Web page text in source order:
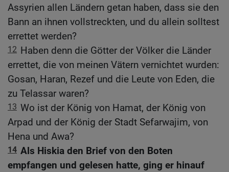
Assyrien allen Ländern getan haben, dass sie den
Bann an ihnen vollstreckten, und du allein solltest
errettet werden?
12 Haben denn die Götter der Völker die Länder
errettet, die von meinen Vätern vernichtet wurden:
Gosan, Haran, Rezef und die Leute von Eden, die
zu Telassar waren?
13 Wo ist der König von Hamat, der König von
Arpad und der König der Stadt Sefarwajim, von
Hena und Awa?
14 Als Hiskia den Brief von den Boten
empfangen und gelesen hatte, ging er hinauf